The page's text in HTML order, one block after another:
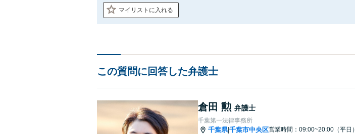
マイリストに入れる
この質問に回答した弁護士
倉田 勲 弁護士
千葉第一法律事務所
千葉県|千葉市中央区営業時間：09:00~20:00（平日）